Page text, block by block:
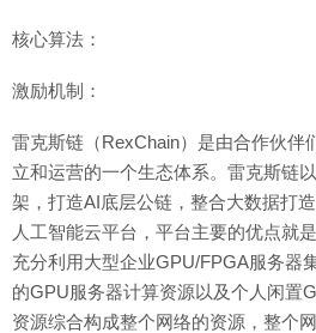
核心算法：
激励机制：
雷克斯链（RexChain）是由合作伙伴
立和运营的一个生态体系。雷克斯链
架，打造AI底层公链，整合大数据打
人工智能云平台，平台主要的优点就
充分利用大型企业GPU/FPGA服务器
的GPU服务器计算资源以及个人闲置
资源综合构成整个网络的资源，整个